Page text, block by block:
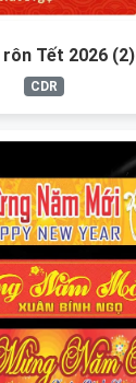
rôn Tết 2026 (2)
CDR